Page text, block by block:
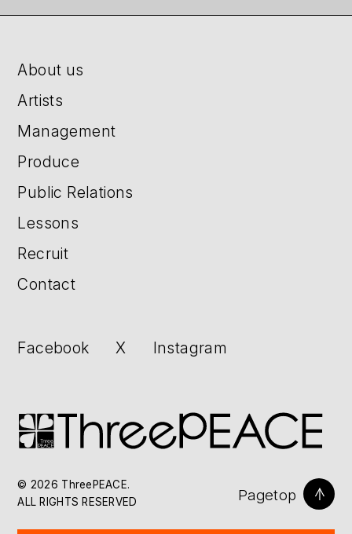
About us
Artists
Management
Produce
Public Relations
Lessons
Recruit
Contact
Facebook X Instagram
© 2026 ThreePEACE.
ALL RIGHTS RESERVED
Pagetop